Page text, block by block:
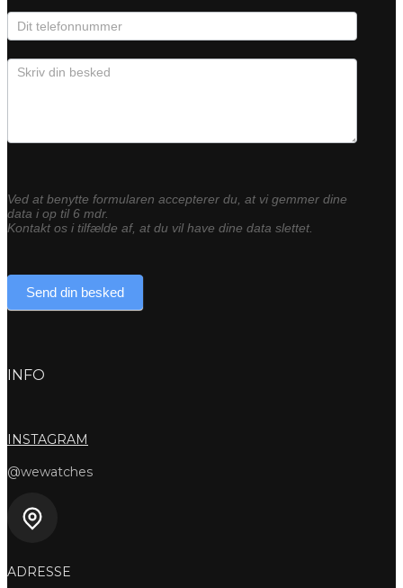
Ved at benytte formularen accepterer du, at vi gemmer dine
data i op til 6 mdr.
Kontakt os i tilfælde af, at du vil have dine data slettet.
Send din besked
INFO
INSTAGRAM
@wewatches
ADRESSE